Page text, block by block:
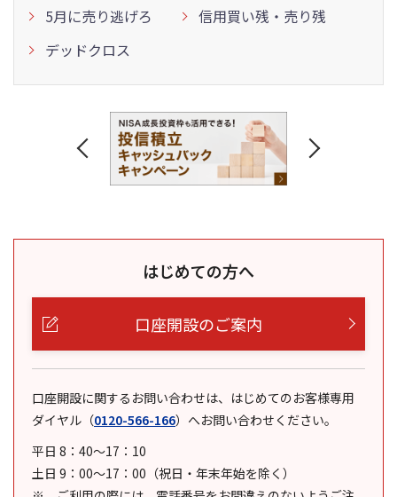
5月に売り逃げろ
信用買い残・売り残
デッドクロス
はじめての方へ
口座開設のご案内
口座開設に関するお問い合わせは、はじめてのお客様専用
ダイヤル （0120-566-166） へお問い合わせください。
平日 8：40～17：10
土日 9：00～17：00（祝日・年末年始を除く）